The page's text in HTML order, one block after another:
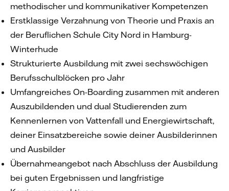
methodischer und kommunikativer Kompetenzen
Erstklassige Verzahnung von Theorie und Praxis an
der Beruflichen Schule City Nord in Hamburg-
Winterhude
Strukturierte Ausbildung mit zwei sechswöchigen
Berufsschulblöcken pro Jahr
Umfangreiches On-Boarding zusammen mit anderen
Auszubildenden und dual Studierenden zum
Kennenlernen von Vattenfall und Energiewirtschaft,
deiner Einsatzbereiche sowie deiner Ausbilderinnen
und Ausbilder
Übernahmeangebot nach Abschluss der Ausbildung
bei guten Ergebnissen und langfristige